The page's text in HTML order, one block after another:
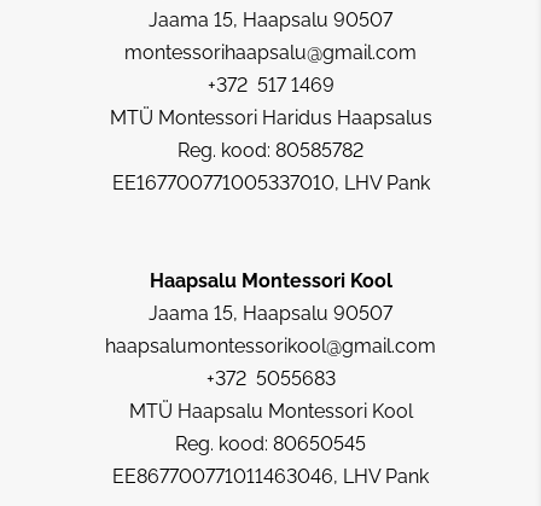
Jaama 15, Haapsalu 90507
montessorihaapsalu@gmail.com
+372 517 1469
MTÜ Montessori Haridus Haapsalus
Reg. kood: 80585782
EE167700771005337010, LHV Pank
Haapsalu Montessori Kool
Jaama 15, Haapsalu 90507
haapsalumontessorikool@gmail.com
+372 5055683
MTÜ Haapsalu Montessori Kool
Reg. kood: 80650545
EE867700771011463046, LHV Pank